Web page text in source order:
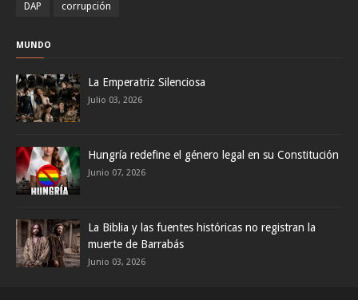
DAP corrupción
MUNDO
La Emperatriz Silenciosa
Julio 03, 2026
Hungría redefine el género legal en su Constitución
Junio 07, 2026
La Biblia y las fuentes históricas no registran la
muerte de Barrabás
Junio 03, 2026